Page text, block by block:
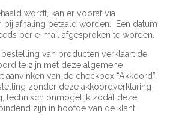
wordt, kan er vooraf via
bij afhaling betaald worden. Een datum
per e-mail afgesproken te worden.
van producten verklaart de
te zijn met deze algemene
van de checkbox “Akkoord”.
zonder deze akkoordverklaring
technisch onmogelijk zodat deze
zijn in hoofde van de klant.